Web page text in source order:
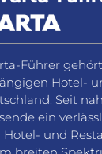
Führer
Hotel-
Seit
ein
Hotel- und